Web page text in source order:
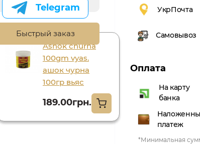
Ashok churna
100gm vyas.
ашок чурна
100гр вьяс
189.00грн.
Telegram
Быстрый заказ
УкрПочта
Самовывоз
Оплата
На карту
банка
платеж
*Минимальная